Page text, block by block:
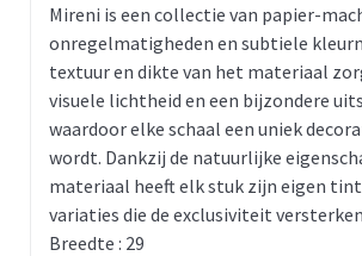
Mireni is een collectie van papier-
onregelmatigheden en subtiele
textuur en dikte van het materiaal
visuele lichtheid en een bijzondere
waardoor elke schaal een uniek
wordt. Dankzij de natuurlijke
materiaal heeft elk stuk zijn eigen
variaties die de exclusiviteit
Breedte : 29